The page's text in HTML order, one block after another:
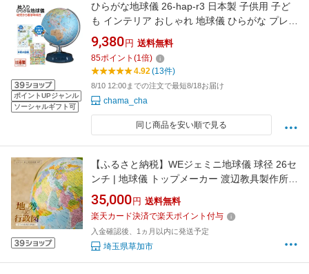
ポイントUPジャンル
ソーシャルギフト可
ひらがな地球儀 26-hap-r3 日本製 子供用 子ど
も インテリア おしゃれ 地球儀 ひらがな プレゼ
ント 絵入り 付録付き 学習用 おすすめ 子供 幼
児 低学年 入学祝 入園祝 世界の国旗 日本地図付
き 低反射 手貼り 送料無料 26cm クリスマス
9,380 円 送料無料
85ポイント (1倍)
4.92(13件)
8/10 12:00までの注文で最短8/18お届け
chama_cha
同じ商品を安い順で見る
【ふるさと納税】WEジェミニ地球儀 球径 26セ
ンチ | 地球儀 トップメーカー 渡辺教具製作所
お祝い ギフト クリスマス プレゼント 誕生日 イ
ンテリア おすすめ アンティーク クラシック 人
気 ブランド お誕生日 子供 ギフト 入園 入学 渡
辺教具製作所 埼玉県 草加市
35,000 円 送料無料
楽天カード決済で楽天ポイント付与
入金確認後、1ヵ月以内に発送予定
埼玉県草加市